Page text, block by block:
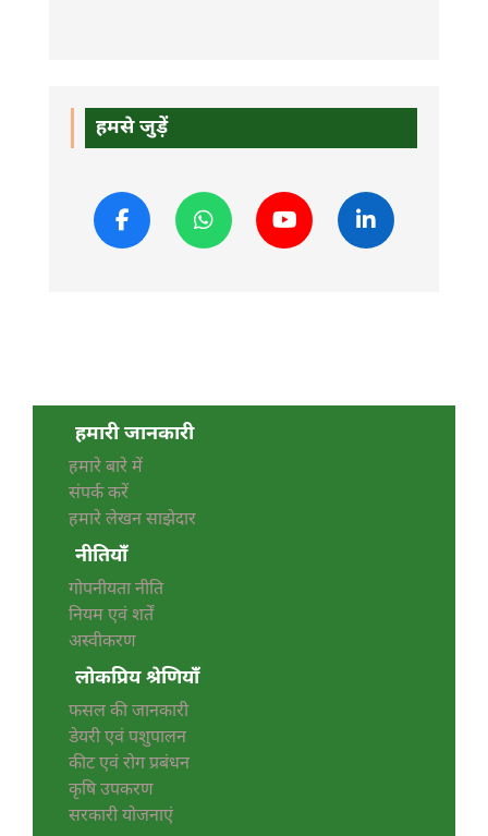
हमसे जुड़ें
हमारी जानकारी
हमारे बारे में
संपर्क करें
हमारे लेखन साझेदार
नीतियाँ
गोपनीयता नीति
नियम एवं शर्तें
अस्वीकरण
लोकप्रिय श्रेणियाँ
फसल की जानकारी
डेयरी एवं पशुपालन
कीट एवं रोग प्रबंधन
कृषि उपकरण
सरकारी योजनाएं